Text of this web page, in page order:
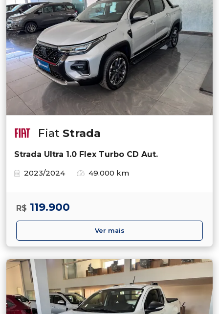
Fiat Strada
Strada Ultra 1.0 Flex Turbo CD Aut.
2023/2024
49.000 km
R$ 119.900
Ver mais